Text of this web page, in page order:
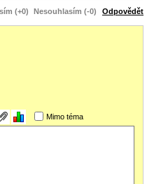
(+0) Nesouhlasím (-0) Odpovědět
Mimo téma